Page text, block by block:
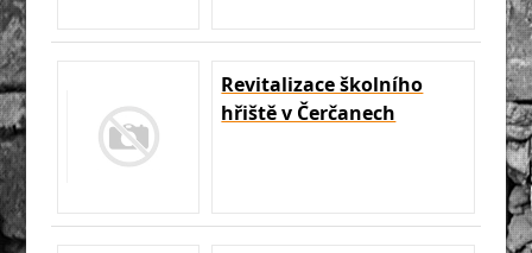
Revitalizace školního
hřiště v Čerčanech